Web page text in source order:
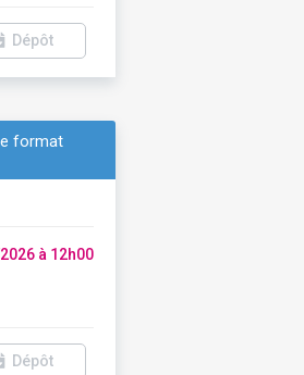
Dépôt
format
à 12h00
Dépôt